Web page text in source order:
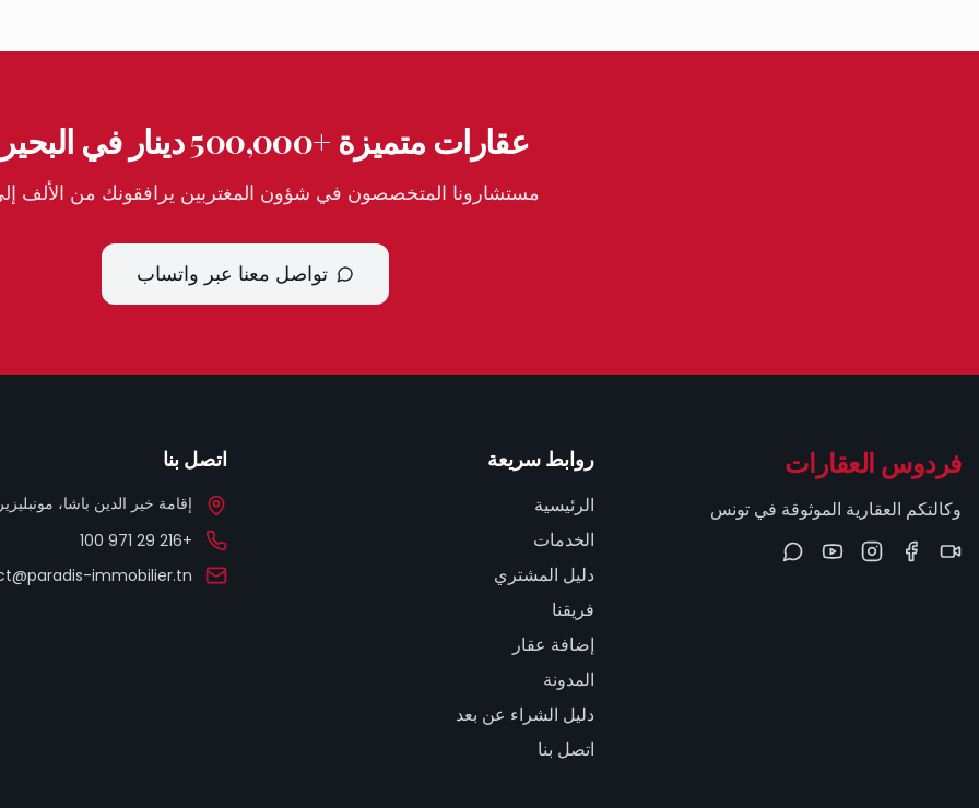
عقارات متميزة +500,000 دينار في البحيرة 3
مستشارونا المتخصصون في شؤون المغتربين يرافقونك من الألف إلى
تواصل معنا عبر واتساب
فردوس العقارات
وكالتكم العقارية الموثوقة في تونس
روابط سريعة
الرئيسية
الخدمات
دليل المشتري
فريقنا
إضافة عقار
المدونة
دليل الشراء عن بعد
اتصل بنا
اتصل بنا
إقامة خير الدين باشا، مونبليزير،
+216 29 971 100
immobilier.tn